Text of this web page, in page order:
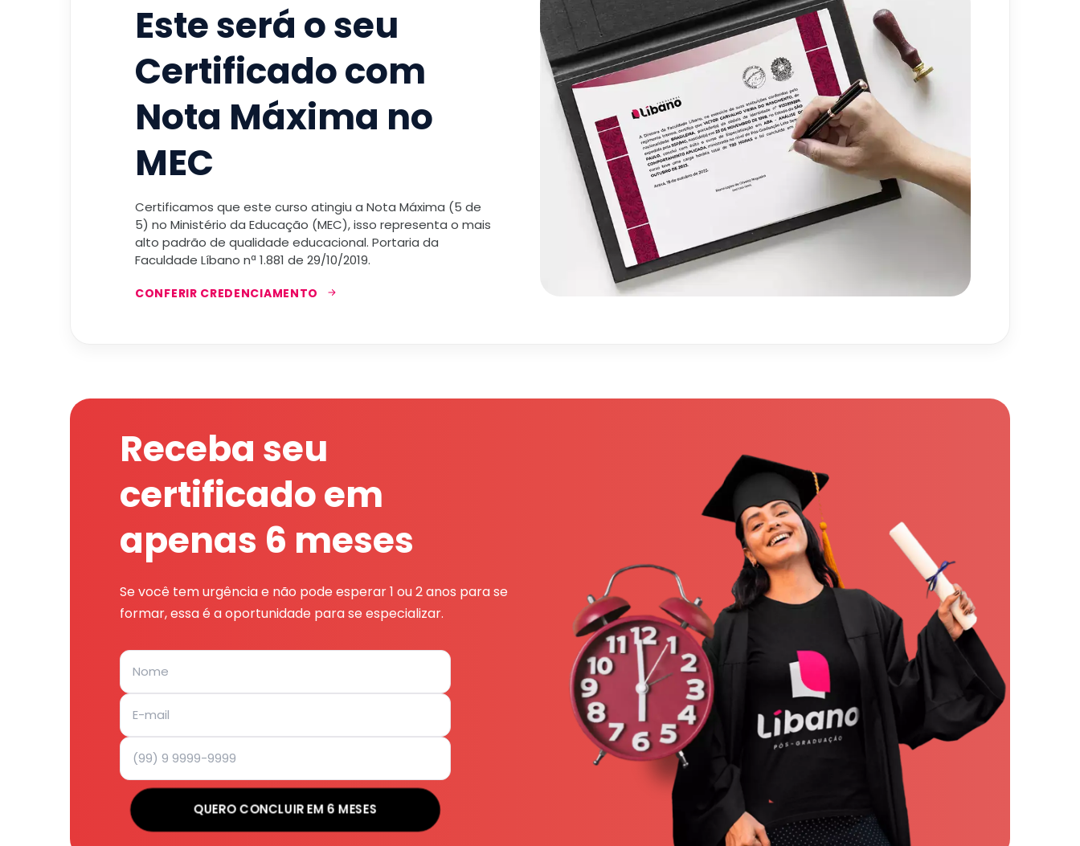
Este será o seu
Certificado com
Nota Máxima no
MEC
Certificamos que este curso atingiu a Nota Máxima (5 de
5) no Ministério da Educação (MEC), isso representa o mais
alto padrão de qualidade educacional. Portaria da
Faculdade Líbano nª 1.881 de 29/10/2019.
CONFERIR CREDENCIAMENTO
Receba seu
certificado em
apenas 6 meses
Se você tem urgência e não pode esperar 1 ou 2 anos para se
formar, essa é a oportunidade para se especializar.
QUERO CONCLUIR EM 6 MESES